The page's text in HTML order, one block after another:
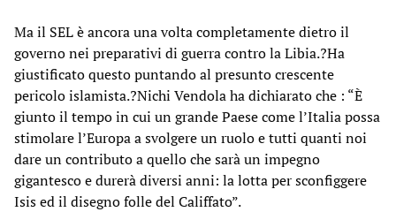
Ma il SEL è ancora una volta completamente dietro il
governo nei preparativi di guerra contro la Libia.?Ha
giustificato questo puntando al presunto crescente
pericolo islamista.?Nichi Vendola ha dichiarato che : “È
giunto il tempo in cui un grande Paese come l’Italia possa
stimolare l’Europa a svolgere un ruolo e tutti quanti noi
dare un contributo a quello che sarà un impegno
gigantesco e durerà diversi anni: la lotta per sconfiggere
Isis ed il disegno folle del Califfato”.